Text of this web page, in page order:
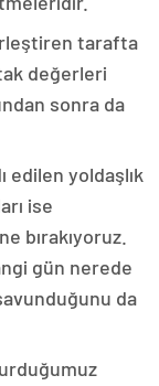
tarafta
değerleri
sonra da
edilen yoldaşlık
ise
bırakıyoruz.
gün nerede
da